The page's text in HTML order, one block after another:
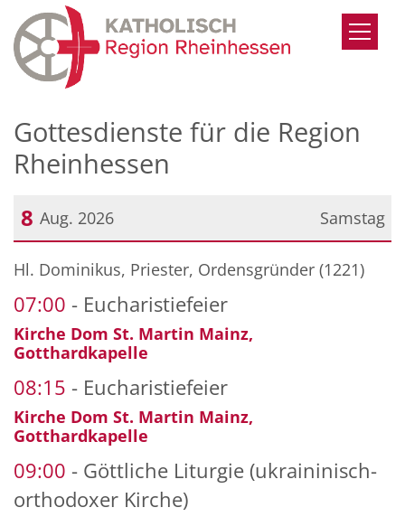
Zum Inhalt springen
Gottesdienste für die Region
Rheinhessen
Samstag
8 Aug. 2026
Datum: 8. August 2026
Hl. Dominikus, Priester, Ordensgründer (1221)
07:00 Eucharistiefeier
Kirche Dom St. Martin Mainz,
Gotthardkapelle
08:15 Eucharistiefeier
Kirche Dom St. Martin Mainz,
Gotthardkapelle
09:00
Göttliche Liturgie (ukraininisch-
orthodoxer Kirche)